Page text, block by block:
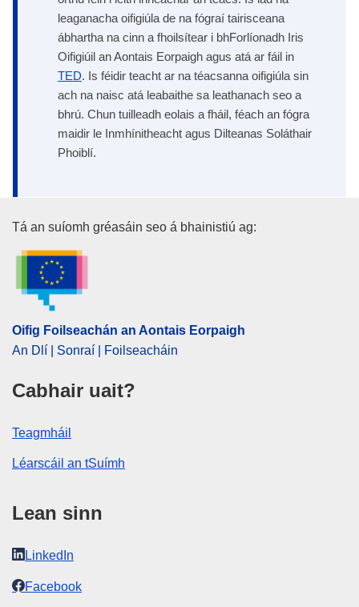
leaganacha oifigiúla de na fógraí tairisceana
ábhartha na cinn a fhoilsítear i bhForlíonadh Iris
Oifigiúil an Aontais Eorpaigh agus atá ar fáil in
TED. Is féidir teacht ar na téacsanna oifigiúla sin
ach na naisc atá leabaithe sa leathanach seo a
bhrú. Chun tuilleadh eolais a fháil, féach an fógra
maidir le Inmhínitheacht agus Dilteanas Soláthair
Phoiblí.
Oifig Foilseachán an Aontais
Tá an suíomh gréasáin seo á bhainistiú ag:
Oifig Foilseachán an Aontais Eorpaigh
An Dlí | Sonraí | Foilseacháin
Cabhair uait?
Teagmháil
Léarscáil an tSuímh
Lean sinn
LinkedIn
Facebook